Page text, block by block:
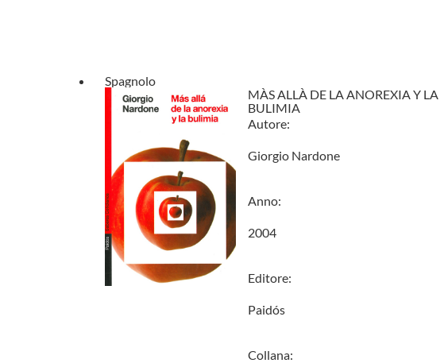
Spagnolo
MÀS ALLÀ DE LA ANOREXIA Y LA
BULIMIA
Autore:
Giorgio Nardone
Anno:
2004
Editore:
Paidós
Collana: